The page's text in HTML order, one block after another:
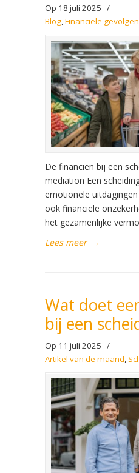
Op 18 juli 2025 /
Blog,Financiële
De financiën bij een
mediation Een
emotionele
ook financiële
het gezamenlijke
Lees meer →
Wat doet
bij een
Op 11 juli 2025 /
Artikel van de maand,